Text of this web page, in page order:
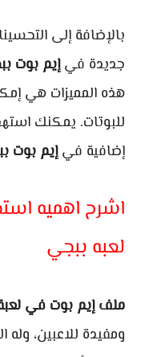
بالإضافة إلى
جديدة فيإيم بوت
هذه المميزات هي
للبوتات. يمكنك
إضافية فيإيم بوت
اشرح اهميه
لعبه ببجي
ملف إيم بوت في
ومفيدة للاعبين، وله